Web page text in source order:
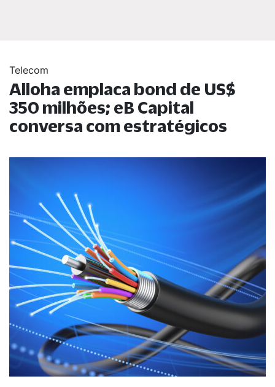
Telecom
Alloha emplaca bond de US$
350 milhões; eB Capital
conversa com estratégicos